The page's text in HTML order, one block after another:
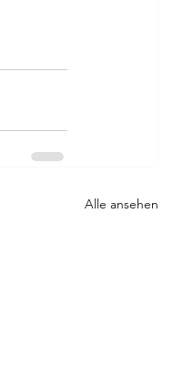
Alle ansehen